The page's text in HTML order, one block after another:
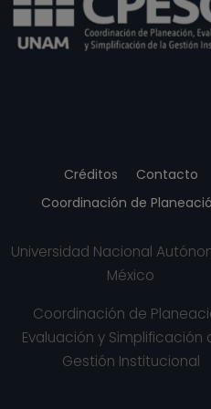
Statistics,
2018)
Symmetry-Basel,
Créditos
Contacto
Coordinación de
Universidad Nacional
México
Coordinación de
Evaluación y Simplificación
Gestión Institucional